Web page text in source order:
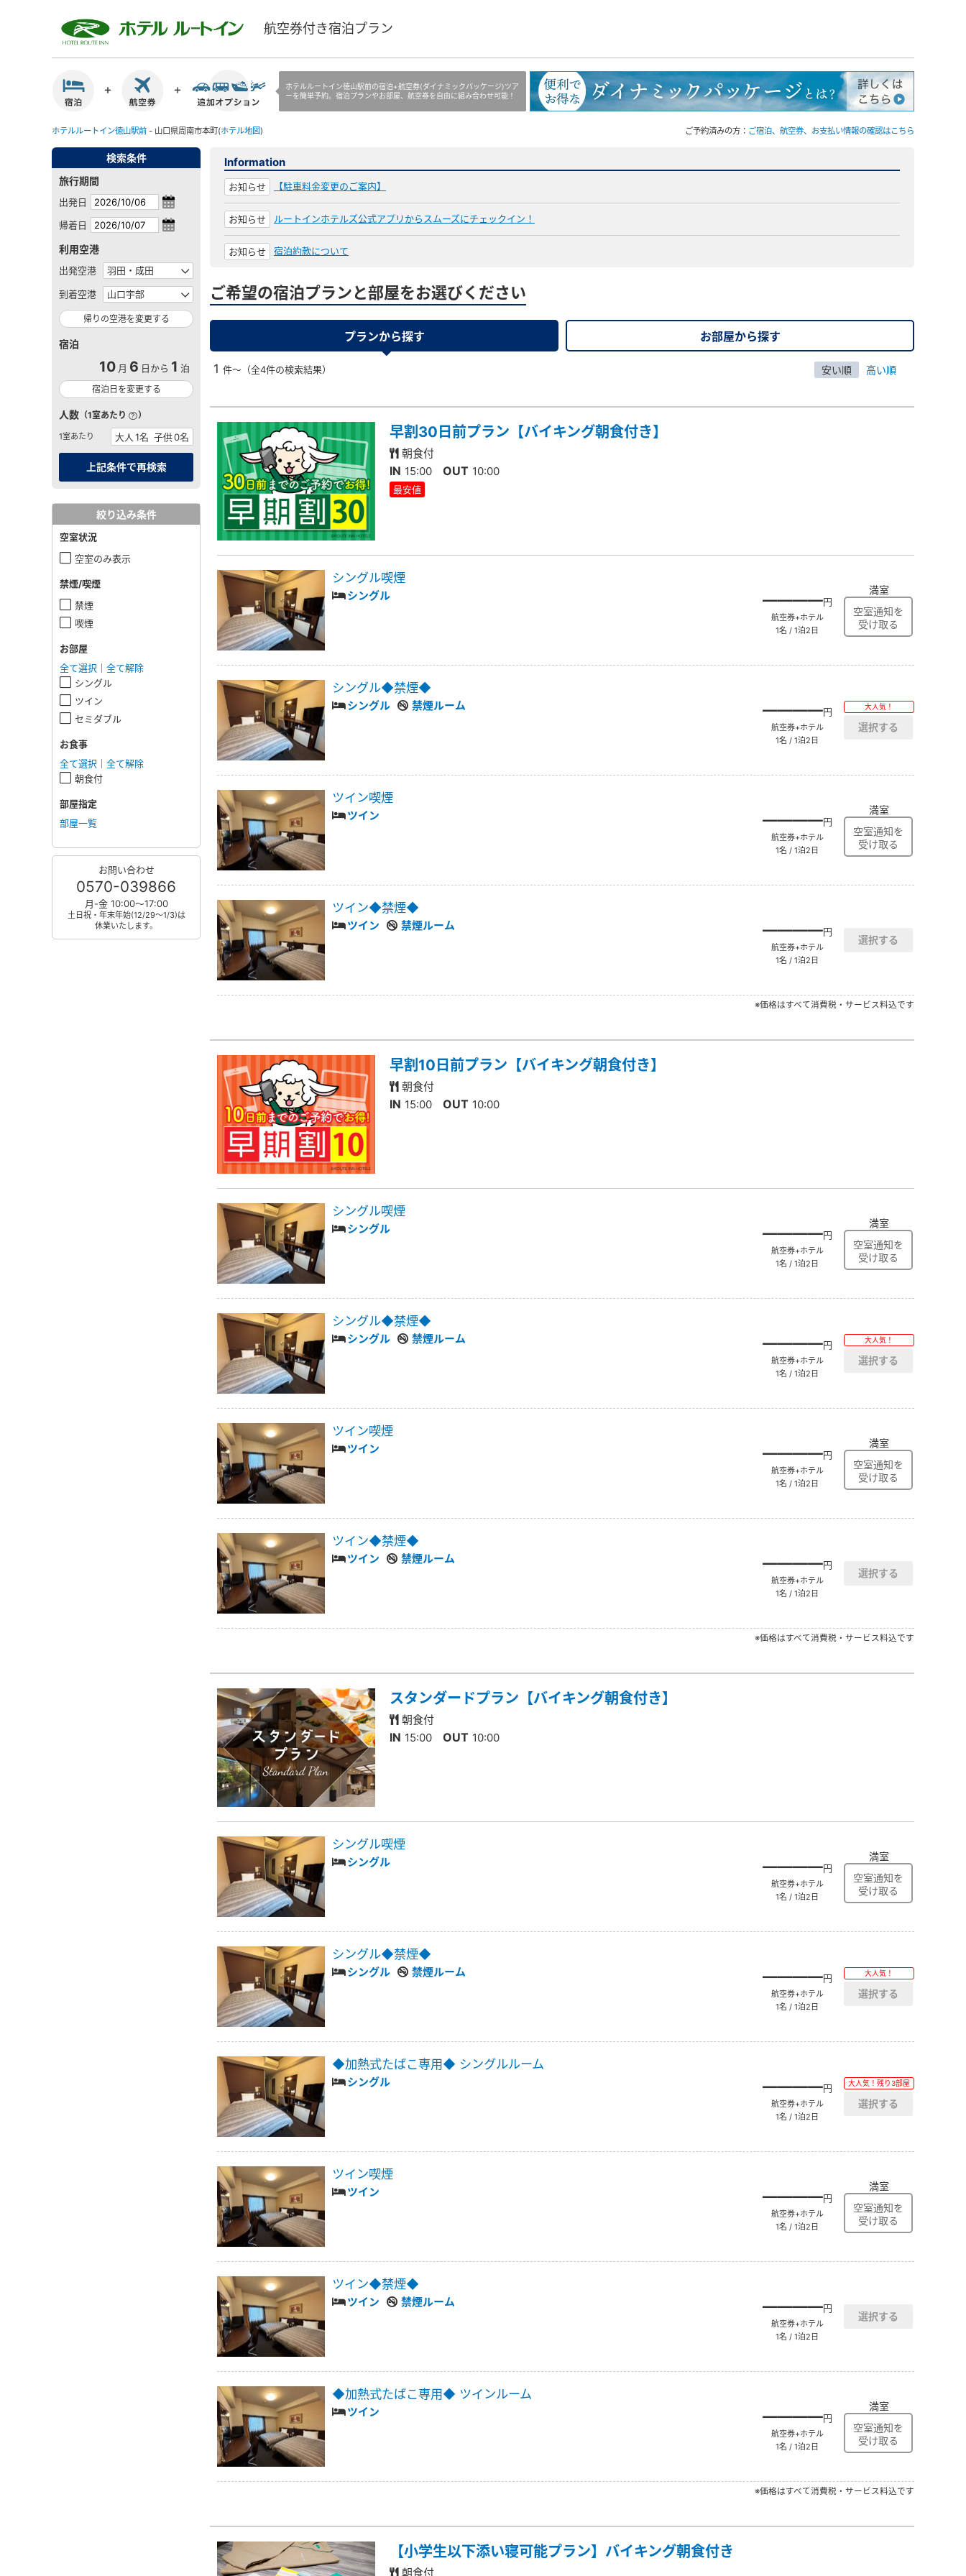
航空券付き宿泊プラン
ホテルルートイン徳山駅前の宿泊+航空券(ダイナミックパッケージ)ツア
ーを簡単予約。宿泊プランやお部屋、航空券を自由に組み合わせ可能！
ホテルルートイン徳山駅前 - 山口県周南市本町(ホテル地図) ご予約済みの方： ご宿泊、航空券、お支払い情報の確認はこちら
検索条件
旅行期間
出発日
帰着日
利用空港
出発空港
到着空港
帰りの空港を変更する
宿泊
10 月 6 日から 1 泊
宿泊日を変更する
人数 （1室あたり ）
1室あたり
絞り込み条件
空室状況
空室のみ表示
禁煙/喫煙
禁煙
喫煙
お部屋
全て選択
全て解除
シングル
ツイン
セミダブル
お食事
全て選択
全て解除
朝食付
部屋指定
部屋一覧
お問い合わせ
0570-039866
月-金 10:00～17:00
土日祝・年末年始(12/29～1/3)は
休業いたします。
Information
お知らせ 【駐車料金変更のご案内】
お知らせ ルートインホテルズ公式アプリからスムーズにチェックイン！
お知らせ 宿泊約款について
ご希望の宿泊プランと部屋をお選びください
プランから探す お部屋から探す
1 件～（全4件の検索結果） 安い順 高い順
早割30日前プラン【バイキング朝食付き】
朝食付
IN 15:00 OUT 10:00
最安値
シングル喫煙
シングル ――――円
航空券+ホテル
1名 / 1泊2日
満室
シングル◆禁煙◆
シングル 禁煙ルーム ――――円
航空券+ホテル
1名 / 1泊2日
大人気！
ツイン喫煙
ツイン ――――円
航空券+ホテル
1名 / 1泊2日
満室
ツイン◆禁煙◆
ツイン 禁煙ルーム ――――円
航空券+ホテル
1名 / 1泊2日
※価格はすべて消費税・サービス料込です
早割10日前プラン【バイキング朝食付き】
朝食付
IN 15:00 OUT 10:00
シングル喫煙
シングル ――――円
航空券+ホテル
1名 / 1泊2日
満室
シングル◆禁煙◆
シングル 禁煙ルーム ――――円
航空券+ホテル
1名 / 1泊2日
大人気！
ツイン喫煙
ツイン ――――円
航空券+ホテル
1名 / 1泊2日
満室
ツイン◆禁煙◆
ツイン 禁煙ルーム ――――円
航空券+ホテル
1名 / 1泊2日
※価格はすべて消費税・サービス料込です
スタンダードプラン【バイキング朝食付き】
朝食付
IN 15:00 OUT 10:00
シングル喫煙
シングル ――――円
航空券+ホテル
1名 / 1泊2日
満室
シングル◆禁煙◆
シングル 禁煙ルーム ――――円
航空券+ホテル
1名 / 1泊2日
大人気！
◆加熱式たばこ専用◆ シングルルーム
シングル ――――円
航空券+ホテル
1名 / 1泊2日
大人気！残り3部屋
ツイン喫煙
ツイン ――――円
航空券+ホテル
1名 / 1泊2日
満室
ツイン◆禁煙◆
ツイン 禁煙ルーム ――――円
航空券+ホテル
1名 / 1泊2日
◆加熱式たばこ専用◆ ツインルーム
ツイン ――――円
航空券+ホテル
1名 / 1泊2日
満室
※価格はすべて消費税・サービス料込です
【小学生以下添い寝可能プラン】バイキング朝食付き
朝食付